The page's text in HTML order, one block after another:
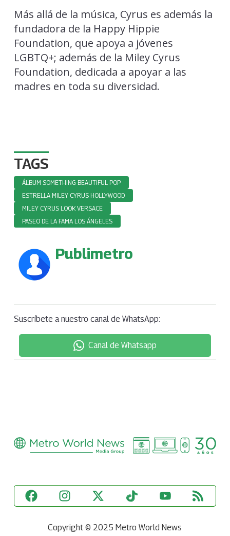
Más allá de la música, Cyrus es además la
fundadora de la Happy Hippie
Foundation, que apoya a jóvenes
LGBTQ+; además de la Miley Cyrus
Foundation, dedicada a apoyar a las
madres en toda su diversidad.
TAGS
ÁLBUM SOMETHING BEAUTIFUL POP
ESTRELLA MILEY CYRUS HOLLYWOOD
MILEY CYRUS LOOK VERSACE
PASEO DE LA FAMA LOS ÁNGELES
Publimetro
Suscríbete a nuestro canal de WhatsApp:
Canal de Whatsapp
Copyright © 2025 Metro World News